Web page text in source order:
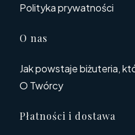
Polityka prywatności
O nas
Jak powstaje biżuteria,
O Twórcy
Płatności i dostawa